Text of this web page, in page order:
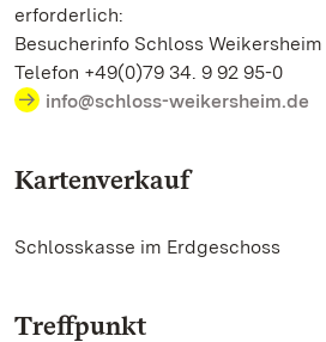
erforderlich:
Besucherinfo Schloss Weikersheim
Telefon +49(0)79 34. 9 92 95-0
info@schloss-weikersheim.de
Kartenverkauf
Schlosskasse im Erdgeschoss
Treffpunkt